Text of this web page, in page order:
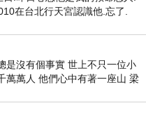
在台北行天宮認識他.忘了.
學
是沒有個事實 世上不只一位小
萬萬人 他們心中有著一座山 梁
一山之高